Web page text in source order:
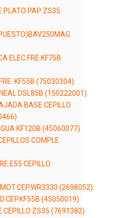
PLATO PAP ZS35
ELEC.FRE.KF75B
KF55B (75030304)
DSL85B (150222001)
BASE CEPILLO
KF120B (45060077)
COMPLE.
CEPILLO
(2698052)
(45050019)
CEPILLO ZS35 (7691382)